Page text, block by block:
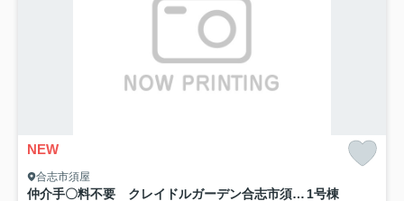
NEW
合志市須屋
仲介手〇料不要 クレイドルガーデン合志市須屋第19【西合志南小・西合志南中】 1号棟